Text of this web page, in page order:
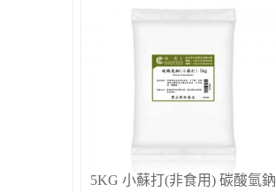
5KG 小蘇打(非食用) 碳酸氫鈉